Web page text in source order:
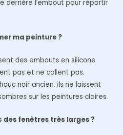
derrière l’embout pour répartir
ma peinture ?
des embouts en silicone
pas et ne collent pas.
noir ancien, ils ne laissent
sur les peintures claires.
fenêtres très larges ?